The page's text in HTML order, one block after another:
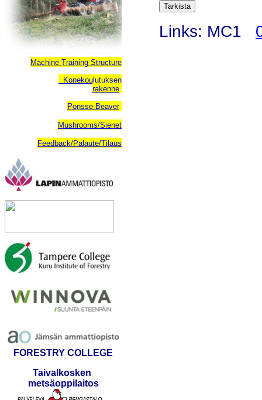
Machine Training Structure
Konekoulutuksen
rakenne
Ponsse Beaver
Mushrooms/Sienet
Feedback/Palaute/Tilaus
FORESTRY COLLEGE
Taivalkosken
metsäoppilaitos
Links: MC1